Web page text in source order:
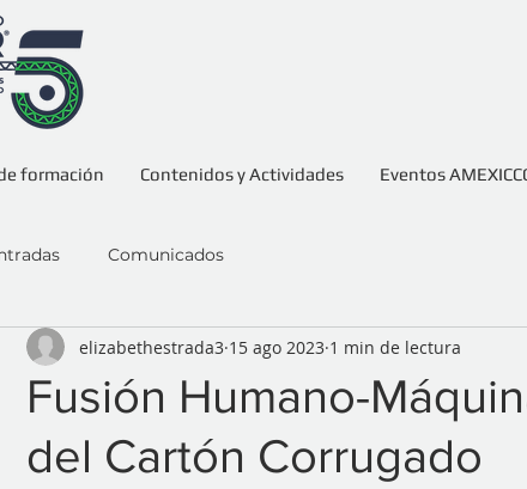
formación Contenidos y Actividades Eventos
Comunicados
Fusión Humano-
del Cartón Corrugado
elizabethestrada3 15 ago 2023 1 min de lectura